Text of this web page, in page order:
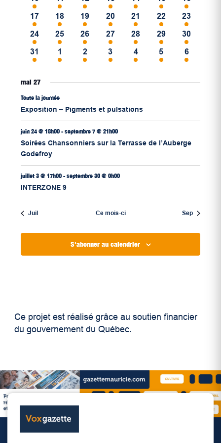
évènementsévènementsévènementsévènementsévènementsévènements
3
évènements
17
3
évènements
18
4
évènements
19
3
évènements
20
3
évènements
21
4
évènements
22
2
23
2
évènements
24
2
évènements
25
3
évènements
26
3
évènements
27
2
évènements
28
3
évènements
29
3
30
2
évènements
31
2
évènements
1
2
évènements
2
2
évènements
3
2
évènements
4
2
évènements
5
2
6
mai 27
Toute la journée
Exposition – Pigments et pulsations
juin 24 @ 18h00- septembre 7 @ 21h00
Soirées Chansonniers sur la Terrasse de l’Auberge
Godefroy
juillet 3 @ 17h00- septembre 30 @ 0h00
INTERZONE 9
Juil Ce mois-ci Sep
S'abonner au calendrier
Ce projet est réalisé grâce au soutien financier
du gouvernement du Québec.